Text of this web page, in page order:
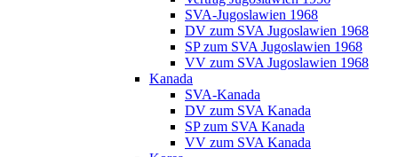
SVA-Jugoslawien 1968
DV zum SVA Jugoslawien 1968
SP zum SVA Jugoslawien 1968
VV zum SVA Jugoslawien 1968
Kanada
SVA-Kanada
DV zum SVA Kanada
SP zum SVA Kanada
VV zum SVA Kanada